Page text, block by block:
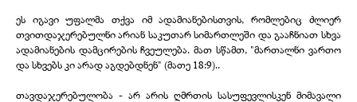
ეს იგავი უფალმა თქვა იმ ადამიანებისთვის, რომლებიც ძლიერ
თვითდაჯერებულნი არიან საკუთარ სიმართლეში და გააჩნიათ სხვა
ადამიანების დამცირების ჩვეულება. მათ სწამთ, "მართალნი ვართო
და სხვებს კი არად აგდებდნენ" (მათე 18:9)..
თავდაჯერებულობა - არ არის ღმრთის სასუფევლისკენ მიმავალი